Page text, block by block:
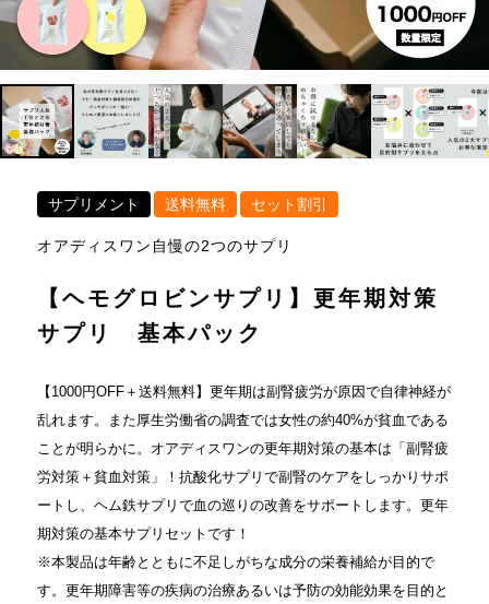
サプリメント 送料無料 セット割引
オアディスワン自慢の2つのサプリ
【ヘモグロビンサプリ】更年期対策
サプリ 基本パック
【1000円OFF＋送料無料】更年期は副腎疲労が原因で自律神経が
乱れます。また厚生労働省の調査では女性の約40%が貧血である
ことが明らかに。オアディスワンの更年期対策の基本は「副腎疲
労対策＋貧血対策」！抗酸化サプリで副腎のケアをしっかりサポ
ートし、ヘム鉄サプリで血の巡りの改善をサポートします。更年
期対策の基本サプリセットです！
※本製品は年齢とともに不足しがちな成分の栄養補給が目的で
す。更年期障害等の疾病の治療あるいは予防の効能効果を目的と